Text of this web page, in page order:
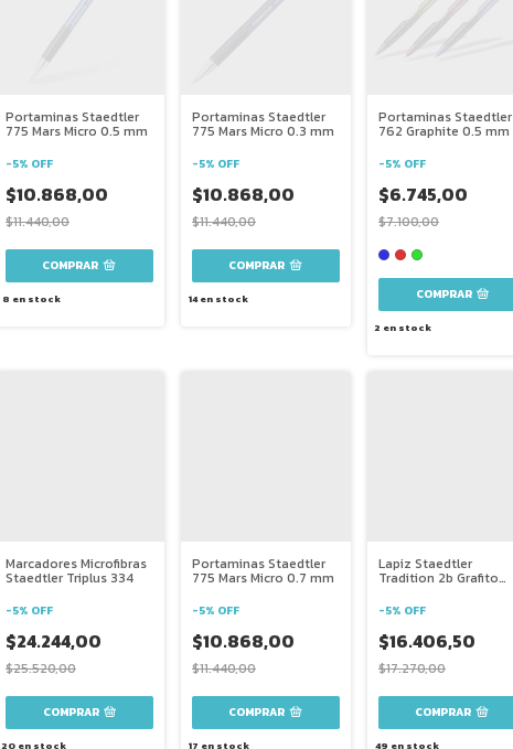
Portaminas Staedtler
775 Mars Micro 0.5 mm
-5% OFF
$10.868,00
$11.440,00
8 en stock
Portaminas Staedtler
775 Mars Micro 0.3 mm
-5% OFF
$10.868,00
$11.440,00
14en stock
Portaminas Staedtler
762 Graphite 0.5 mm
-5% OFF
$6.745,00
$7.100,00
COMPRAR
2 en stock
Marcadores Microfibras
Staedtler Triplus 334
-5% OFF
$24.244,00
$25.520,00
COMPRAR
20en stock
Portaminas Staedtler
775 Mars Micro 0.7 mm
-5% OFF
$10.868,00
$11.440,00
17 en stock
Lapiz Staedtler
Tradition 2b Grafito
-5% OFF
$16.406,50
$17.270,00
49 en stock